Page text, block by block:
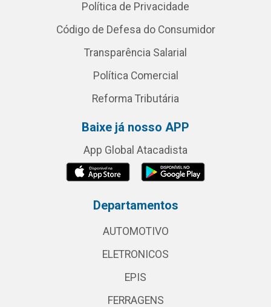
Política de Privacidade
Código de Defesa do Consumidor
Transparência Salarial
Política Comercial
Reforma Tributária
Baixe já nosso APP
App Global Atacadista
Departamentos
AUTOMOTIVO
ELETRONICOS
EPIS
FERRAGENS